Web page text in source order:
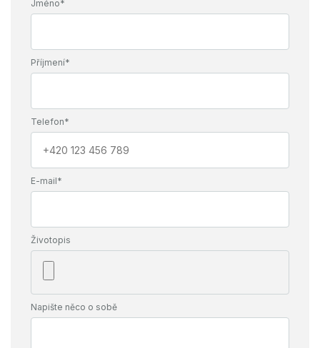
Jméno*
Příjmení*
Telefon*
E-mail*
Životopis
Napište něco o sobě